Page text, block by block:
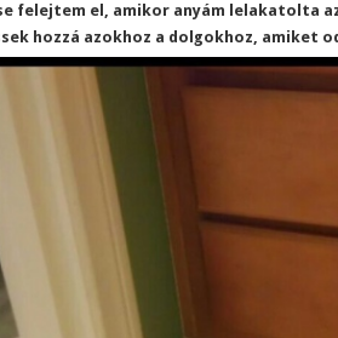
felejtem el, amikor anyám lelakatolta
hozzá azokhoz a dolgokhoz, amiket